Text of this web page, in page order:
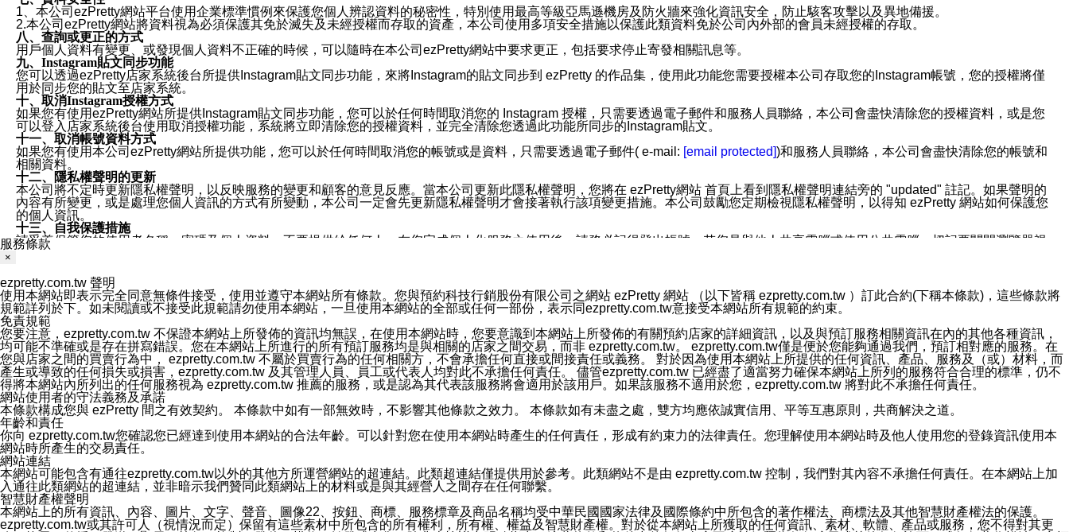
1、本公司ezPretty網站平台使用企業標準慣例來保護您個人辨認資料的秘密性，特別使用最高等級亞馬遜機房及防火牆來強化資訊安全，防止駭客攻擊以及異地備援。
2.本公司ezPretty網站將資料視為必須保護其免於滅失及未經授權而存取的資產，本公司使用多項安全措施以保護此類資料免於公司內外部的會員未經授權的存取。
八、查詢或更正的方式
用戶個人資料有變更、或發現個人資料不正確的時候，可以隨時在本公司ezPretty網站中要求更正，包括要求停止寄發相關訊息等。
九、Instagram貼文同步功能
您可以透過ezPretty店家系統後台所提供Instagram貼文同步功能，來將Instagram的貼文同步到 ezPretty 的作品集，使用此功能您需要授權本公司存取您的Instagram帳號，您的授權將僅
用於同步您的貼文至店家系統。
十、取消Instagram授權方式
如果您有使用ezPretty網站所提供Instagram貼文同步功能，您可以於任何時間取消您的 Instagram 授權，只需要透過電子郵件和服務人員聯絡，本公司會盡快清除您的授權資料，或是您
可以登入店家系統後台使用取消授權功能，系統將立即清除您的授權資料，並完全清除您透過此功能所同步的Instagram貼文。
十一、取消帳號資料方式
如果您有使用本公司ezPretty網站所提供功能，您可以於任何時間取消您的帳號或是資料，只需要透過電子郵件( e-mail: [email protected])和服務人員聯絡，本公司會盡快清除您的帳號和
相關資料。
十二、隱私權聲明的更新
本公司將不定時更新隱私權聲明，以反映服務的變更和顧客的意見反應。當本公司更新此隱私權聲明，您將在 ezPretty網站 首頁上看到隱私權聲明連結旁的 "updated" 註記。如果聲明的
內容有所變更，或是處理您個人資訊的方式有所變動，本公司一定會先更新隱私權聲明才會接著執行該項變更措施。本公司鼓勵您定期檢視隱私權聲明，以得知 ezPretty 網站如何保護您
的個人資訊。
十三、自我保護措施
請妥善保管您的使用者名稱、密碼及個人資料，不要提供給任何人。在您完成個人化服務之使用後，請務必記得登出帳號。若您是與他人共享電腦或使用公共電腦，切記要關閉瀏覽器視
窗，以防止他人讀取您的個人資料、信件或進入所機關管理區。
您同意本公司網站，透過您所提供的郵件地址與您取得聯絡並傳送或宣傳本網站各項服務之資料或電子郵件供您參考。您能依照該資料或電子郵件所指示之方法、說明或功能連結，隨時
停止接收這些資料或電子郵件。
十五、訊息通知
本公司/本服務將以通知型訊息傳送重要訊息給您。即使未加入本公司/本服務好友，您仍可接收到通知型訊息。
本公司/本服務傳送之通知型訊息以對您有效且重要的訊息為限，以廣告或其他目的的訊息皆不會被傳送。滿足以下三個條件者，將可收到通知型訊息。
1.LINE 帳號設定的電話號碼與本公司/本服務所傳來的電話號碼比對相符。
2.該 LINE 帳號已在 LINE APP 設定中，同意接收通知型訊息。
3.LINE 帳號未封鎖傳送訊息之 LINE 官方帳號。
欲變更通知型訊息的設定，操作如下：
1.點選「主頁」＞「設定」
2.點選「隱私設定」
3.點選「提供使用資料」
4.點選「LINE通知型訊息」
5.開關「接收LINE通知型訊息」
❗️關閉「接收通知型訊息」後，將不會接收到來自任何企業官方帳號或認證官方帳號的通知型訊息。
服務條款
×
ezpretty.com.tw 聲明
使用本網站即表示完全同意無條件接受，使用並遵守本網站所有條款。您與預約科技行銷股份有限公司之網站 ezPretty 網站 （以下皆稱 ezpretty.com.tw ）訂此合約(下稱本條款)，這些條款將
規範詳列於下。如未閱讀或不接受此規範請勿使用本網站，一旦使用本網站的全部或任何一部份，表示同ezpretty.com.tw意接受本網站所有規範的約束。
免責規範
您要注意，ezpretty.com.tw 不保證本網站上所發佈的資訊均無誤，在使用本網站時，您要意識到本網站上所發佈的有關預約店家的詳細資訊，以及與預訂服務相關資訊在內的其他各種資訊，
均可能不準確或是存在拼寫錯誤。您在本網站上所進行的所有預訂服務均是與相關的店家之間交易，而非 ezpretty.com.tw。 ezpretty.com.tw僅是便於您能夠通過我們，預訂相對應的服務。在
您與店家之間的買賣行為中， ezpretty.com.tw 不屬於買賣行為的任何相關方，不會承擔任何直接或間接責任或義務。 對於因為使用本網站上所提供的任何資訊、產品、服務及（或）材料，而
產生或導致的任何損失或損害，ezpretty.com.tw 及其管理人員、員工或代表人均對此不承擔任何責任。 儘管ezpretty.com.tw 已經盡了適當努力確保本網站上所列的服務符合合理的標準，仍不
得將本網站內所列出的任何服務視為 ezpretty.com.tw 推薦的服務，或是認為其代表該服務將會適用於該用戶。如果該服務不適用於您，ezpretty.com.tw 將對此不承擔任何責任。
網站使用者的守法義務及承諾
本條款構成您與 ezPretty 間之有效契約。 本條款中如有一部無效時，不影響其他條款之效力。 本條款如有未盡之處，雙方均應依誠實信用、平等互惠原則，共商解決之道。
年齡和責任
你向 ezpretty.com.tw您確認您已經達到使用本網站的合法年齡。可以針對您在使用本網站時產生的任何責任，形成有約束力的法律責任。您理解使用本網站時及他人使用您的登錄資訊使用本
網站時所產生的交易責任。
網站連結
本網站可能包含有通往ezpretty.com.tw以外的其他方所運營網站的超連結。此類超連結僅提供用於參考。此類網站不是由 ezpretty.com.tw 控制，我們對其內容不承擔任何責任。在本網站上加
入通往此類網站的超連結，並非暗示我們贊同此類網站上的材料或是與其經營人之間存在任何聯繫。
智慧財產權聲明
本網站上的所有資訊、內容、圖片、文字、聲音、圖像22、按鈕、商標、服務標章及商品名稱均受中華民國國家法律及國際條約中所包含的著作權法、商標法及其他智慧財產權法的保護。
ezpretty.com.tw或其許可人（視情況而定）保留有這些素材中所包含的所有權利，所有權、權益及智慧財產權。對於從本網站上所獲取的任何資訊、素材、軟體、產品或服務，您不得對其更